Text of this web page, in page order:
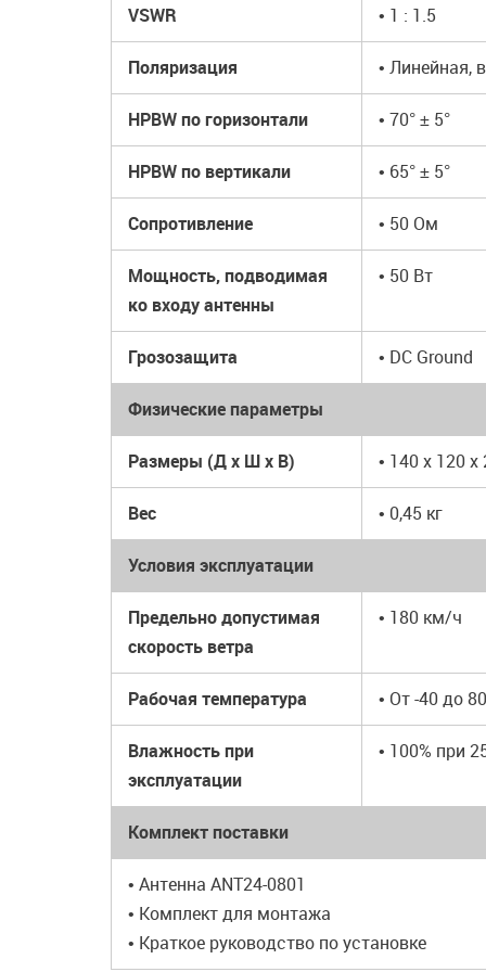
VSWR • 1 : 1.5
Поляризация • Линейная,
HPBW по горизонтали • 70° ± 5°
HPBW по вертикали • 65° ± 5°
Сопротивление • 50 Ом
Мощность, подводимая
ко входу антенны
• 50 Вт
Грозозащита • DC Ground
Физические параметры
Размеры (Д x Ш x В) • 140 x 120
Вес • 0,45 кг
Условия эксплуатации
Предельно допустимая
скорость ветра
• 180 км/ч
Рабочая температура • От -40 до
Влажность при
эксплуатации
• 100% при
Комплект поставки
• Антенна ANT24-0801
• Комплект для монтажа
• Краткое руководство по установке